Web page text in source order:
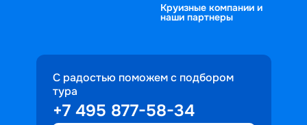
Круизные компании и
наши партнеры
С радостью поможем с подбором
тура
+7 495 877-58-34